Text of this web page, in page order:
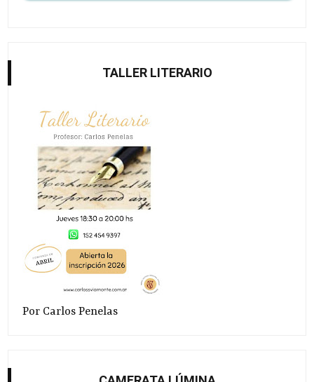
TALLER LITERARIO
Por Carlos Penelas